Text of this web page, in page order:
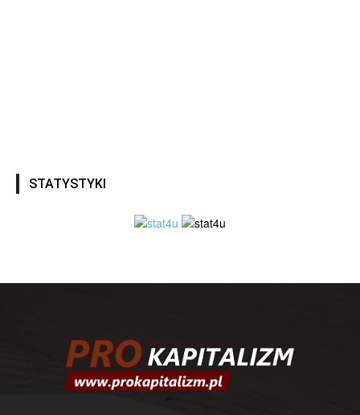
STATYSTYKI